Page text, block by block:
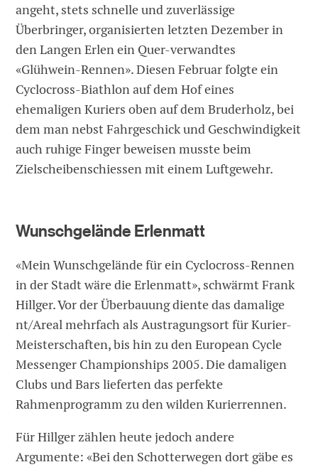
angeht, stets schnelle und zuverlässige
Überbringer, organisierten letzten Dezember in
den Langen Erlen ein Quer-verwandtes
«Glühwein-Rennen». Diesen Februar folgte ein
Cyclocross-Biathlon auf dem Hof eines
ehemaligen Kuriers oben auf dem Bruderholz, bei
dem man nebst Fahrgeschick und Geschwindigkeit
auch ruhige Finger beweisen musste beim
Zielscheibenschiessen mit einem Luftgewehr.
Wunschgelände Erlenmatt
«Mein Wunschgelände für ein Cyclocross-Rennen
in der Stadt wäre die Erlenmatt», schwärmt Frank
Hillger. Vor der Überbauung diente das damalige
nt/Areal mehrfach als Austragungsort für Kurier-
Meisterschaften, bis hin zu den European Cycle
Messenger Championships 2005. Die damaligen
Clubs und Bars lieferten das perfekte
Rahmenprogramm zu den wilden Kurierrennen.
Für Hillger zählen heute jedoch andere
Argumente: «Bei den Schotterwegen dort gäbe es